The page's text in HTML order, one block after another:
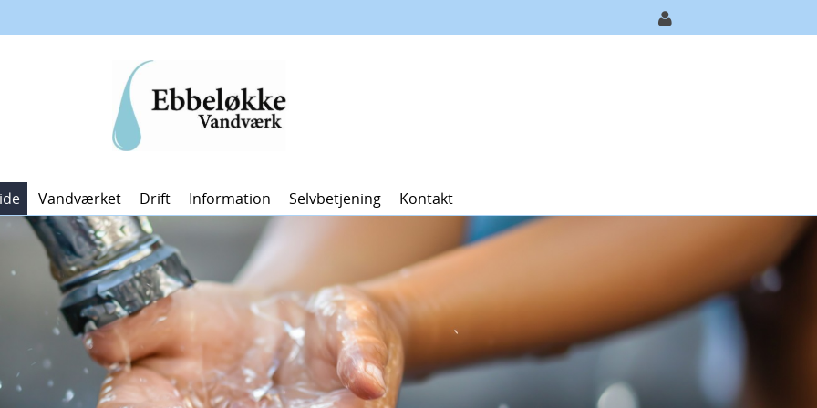
Vandværket Drift Information Selvbetjening Kontakt